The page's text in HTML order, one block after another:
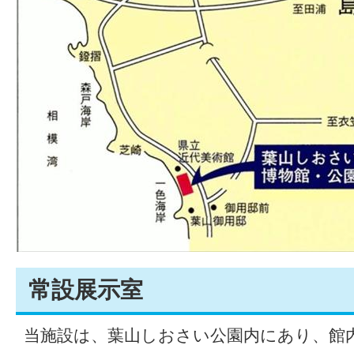
常設展示室
当施設は、葉山しおさい公園内にあり、館